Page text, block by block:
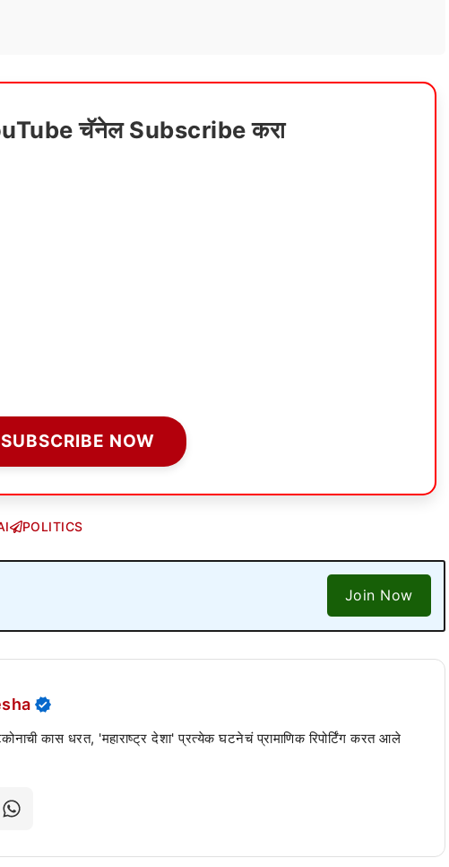
चॅनेल Subscribe करा
SUBSCRIBE NOW
POLITICS
Join Now
कास धरत, 'महाराष्ट्र देशा' प्रत्येक घटनेचं प्रामाणिक रिपोर्टिंग करत आले